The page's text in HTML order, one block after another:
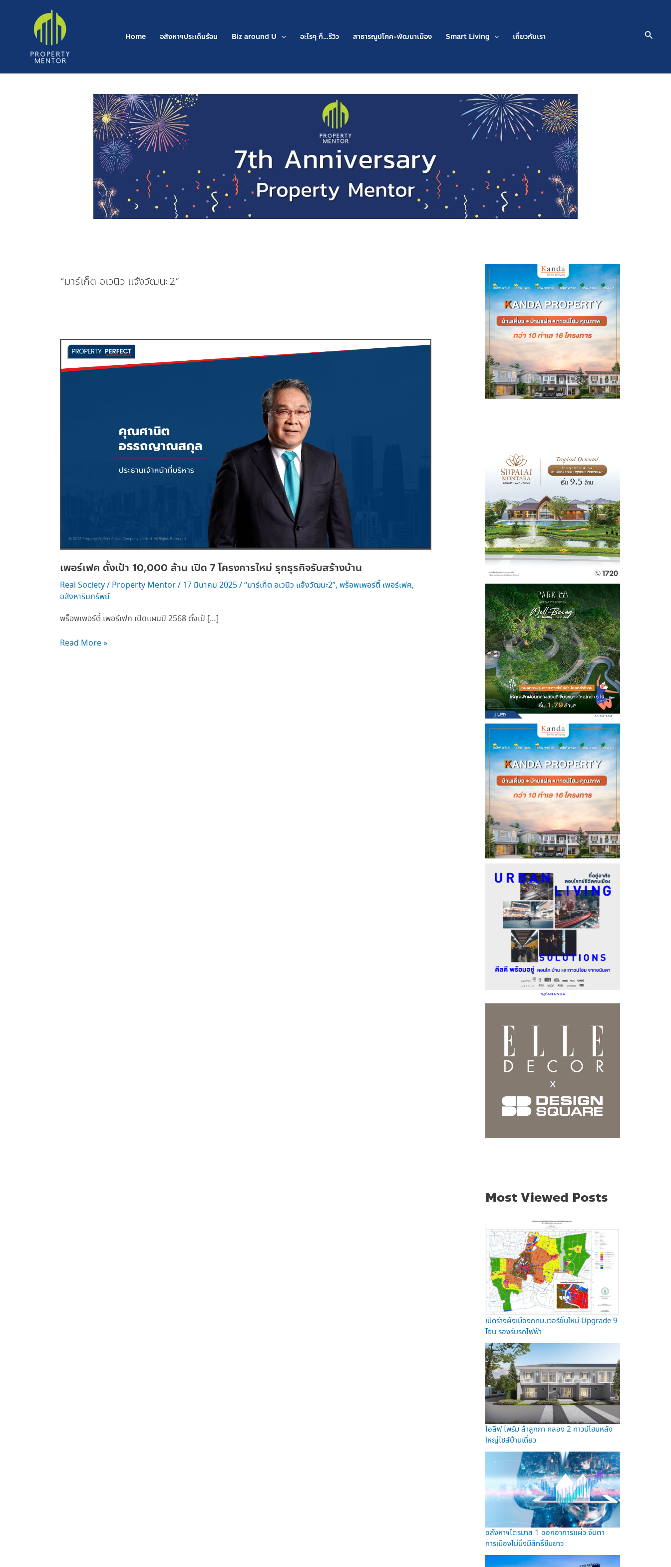
Home อสังหาฯประเด็นร้อน Biz around U อะไรๆ ก็…รีวิว สาธารณูปโภค-พัฒนาเมือง Smart Living เกี่ยวกับเรา
“มาร์เก็ต อเวนิว แจ้งวัฒนะ2”
เพอร์เฟค ตั้งเป้า 10,000 ล้าน เปิด 7 โครงการใหม่ รุกธุรกิจรับสร้างบ้าน
Real Society/ Property Mentor/ 17 มีนาคม 2025/“มาร์เก็ต อเวนิว แจ้งวัฒนะ2”, พร็อพเพอร์ตี้ เพอร์เฟค,
อสังหาริมทรัพย์
พร็อพเพอร์ตี้ เพอร์เฟค เปิดแผนปี 2568 ตั้งเป้ […]
อร์เฟค ตั้ง
เป้า 10,000 ล้าน
Read More »
Most Viewed Posts
เปิดร่างผังเมืองกทม.เวอร์ชั่นใหม่ Upgrade 9
โซน รองรับรถไฟฟ้า
ไอลีฟ ไพร์ม ลำลูกกา คลอง 2 ทาวน์โฮมหลัง
ใหญ่ไซส์บ้านเดี่ยว
อสังหาฯไตรมาส 1 ออกอาการแผ่ว จับตา
การเมืองไม่นิ่งมีสิทธิ์ซึมยาว